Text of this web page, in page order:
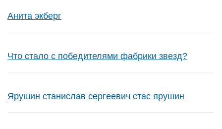
Анита экберг
Что стало с победителями фабрики звезд?
Ярушин станислав сергеевич стас ярушин